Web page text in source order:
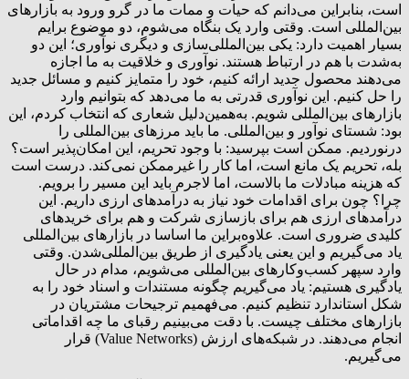
است، بنابراین می‌دانم که حیات و ممات ما در گرو ورود به بازارهای
بین‌المللی است. وقتی وارد یک بنگاه می‌شوم، دو موضوع برایم
بسیار اهمیت دارد: یکی بین‌المللی‌سازی و دیگری نوآوری؛ این دو
به‌شدت با هم در ارتباط هستند. نوآوری و خلاقیت به ما اجازه
می‌دهند محصول جدید ارائه کنیم، خود را متمایز کنیم و مسائل جدید
را حل کنیم. این نوآوری قدرتی به ما می‌دهد که بتوانیم وارد
بازارهای بین‌المللی شویم. به‌همین‌دلیل شعاری که انتخاب کردم، این
بود: شستای نوآور و بین‌المللی. ما باید مرزهای بین‌المللی را
درنوردیم. ممکن است بپرسید: با وجود تحریم، این امکان‌پذیر است؟
بله، تحریم یک مانع است، اما کار را غیرممکن نمی‌کند. درست است
که هزینه مبادلات ما بالاست، اما لاجرم باید این مسیر را برویم.
چرا؟ چون برای اقدامات خود نیاز به درآمدهای ارزی داریم. این
درآمدهای ارزی هم برای بازسازی شرکت و هم برای خریدهای
کلیدی ضروری است. علاوه‌بر‌این ما اساسا در بازارهای بین‌المللی
یاد می‌گیریم و این یعنی یادگیری از طریق بین‌المللی‌شدن. وقتی
وارد سپهر کسب‌وکارهای بین‌المللی می‌شویم، مدام در حال
یادگیری هستیم: یاد می‌گیریم چگونه مستندات و اسناد خود را به
شکل استاندارد تنظیم کنیم. می‌فهمیم ترجیحات مشتریان در
بازارهای مختلف چیست. با دقت می‌بینیم رقبای ما چه اقداماتی
انجام می‌دهند. در شبکه‌های ارزش (Value Networks) قرار
می‌گیریم.